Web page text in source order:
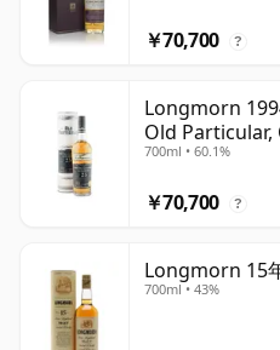
￥70,700 ?
Longmorn
Old Particular,
700ml • 60.1%
￥70,700 ?
Longmorn 15
700ml • 43%